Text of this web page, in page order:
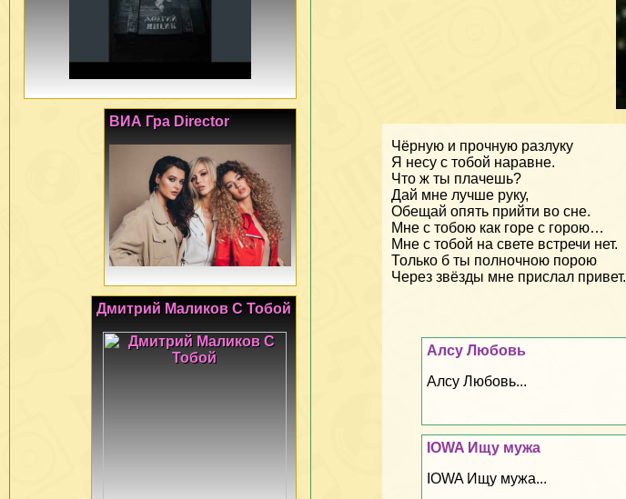
Чёрную и прочную разлуку
Я несу с тобой наравне.
Что ж ты плачешь?
Дай мне лучше руку,
Обещай опять прийти во сне.
Мне с тобою как горе с горою…
Мне с тобой на свете встречи нет.
Только б ты полночною порою
Через звёзды мне прислал привет.
Алсу Любовь
Алсу Любовь...
IOWA Ищу мужа
IOWA Ищу мужа...
ВИА Гра Director
Дмитрий Маликов С Тобой